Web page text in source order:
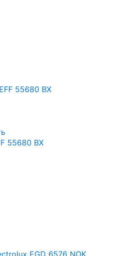
55680 BX